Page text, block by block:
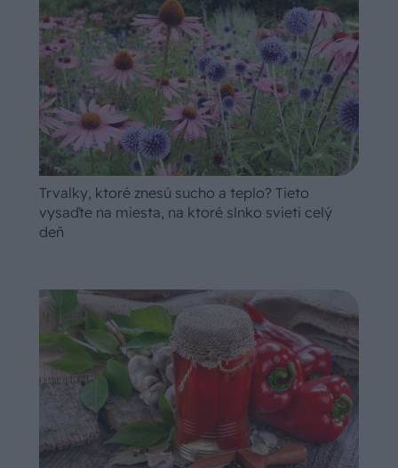
Trvalky, ktoré znesú sucho a teplo? Tieto
vysaďte na miesta, na ktoré slnko svieti celý
deň